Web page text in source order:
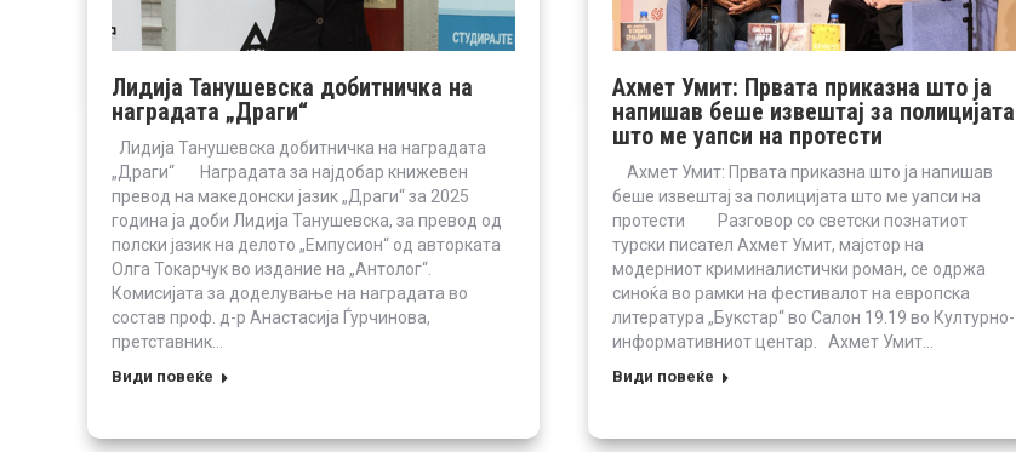
Лидија Танушевска добитничка на
наградата „Драги“
Лидија Танушевска добитничка на наградата
„Драги“ Наградата за најдобар книжевен
превод на македонски јазик „Драги“ за 2025
година ја доби Лидија Танушевска, за превод од
полски јазик на делото „Емпусион“ од авторката
Олга Токарчук во издание на „Антолог“.
Комисијата за доделување на наградата во
состав проф. д-р Анастасија Ѓурчинова,
претставник…
Види повеќе
Ахмет Умит: Првата приказна што ја
напишав беше извештај за полицијата
што ме уапси на протести
Ахмет Умит: Првата приказна што ја напишав
беше извештај за полицијата што ме уапси на
протести Разговор со светски познатиот
турски писател Ахмет Умит, мајстор на
модерниот криминалистички роман, се одржа
синоќа во рамки на фестивалот на европска
литература „Букстар“ во Салон 19.19 во Културно-
информативниот центар. Ахмет Умит…
Види повеќе